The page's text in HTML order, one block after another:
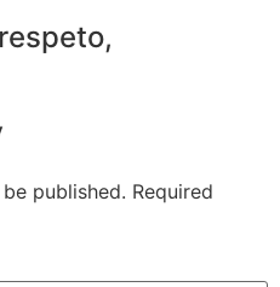
published. Required